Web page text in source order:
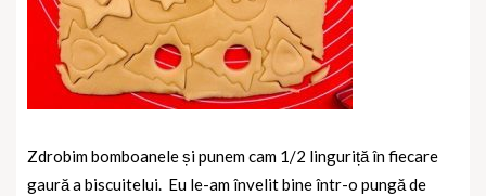
Zdrobim bomboanele și punem cam 1/2 linguriță în fiecare
gaură a biscuitelui. Eu le-am învelit bine într-o pungă de